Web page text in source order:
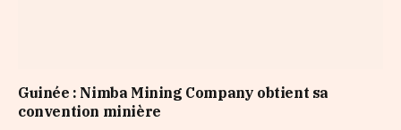
Guinée : Nimba Mining Company obtient sa
convention minière